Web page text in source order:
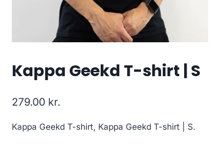
Kappa Geekd T-shirt | S
279.00 kr.
Kappa Geekd T-shirt, Kappa Geekd T-shirt | S.